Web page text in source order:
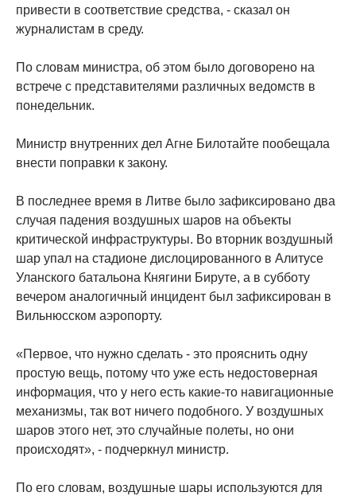
привести в соответствие средства, - сказал он
журналистам в среду.
По словам министра, об этом было договорено на
встрече с представителями различных ведомств в
понедельник.
Министр внутренних дел Агне Билотайте пообещала
внести поправки к закону.
В последнее время в Литве было зафиксировано два
случая падения воздушных шаров на объекты
критической инфраструктуры. Во вторник воздушный
шар упал на стадионе дислоцированного в Алитусе
Уланского батальона Княгини Бируте, а в субботу
вечером аналогичный инцидент был зафиксирован в
Вильнюсском аэропорту.
«Первое, что нужно сделать - это прояснить одну
простую вещь, потому что уже есть недостоверная
информация, что у него есть какие-то навигационные
механизмы, так вот ничего подобного. У воздушных
шаров этого нет, это случайные полеты, но они
происходят», - подчеркнул министр.
По его словам, воздушные шары используются для